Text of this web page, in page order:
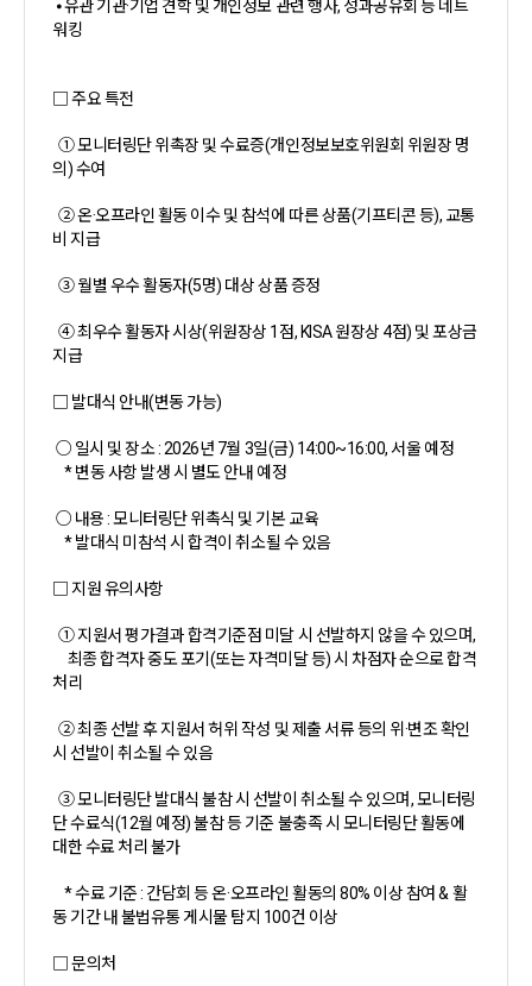
⦁ 유관 기관·기업 견학 및 개인정보 관련 행사, 성과공유회 등 네트
워킹
□ 주요 특전
① 모니터링단 위촉장 및 수료증(개인정보보호위원회 위원장 명
의) 수여
② 온·오프라인 활동 이수 및 참석에 따른 상품(기프티콘 등), 교통
비 지급
③ 월별 우수 활동자(5명) 대상 상품 증정
④ 최우수 활동자 시상(위원장상 1점, KISA 원장상 4점) 및 포상금
지급
□ 발대식 안내(변동 가능)
○ 일시 및 장소 : 2026년 7월 3일(금) 14:00~16:00, 서울 예정
* 변동 사항 발생 시 별도 안내 예정
○ 내용 : 모니터링단 위촉식 및 기본 교육
* 발대식 미참석 시 합격이 취소될 수 있음
□ 지원 유의사항
① 지원서 평가결과 합격기준점 미달 시 선발하지 않을 수 있으며,
최종 합격자 중도 포기(또는 자격미달 등) 시 차점자 순으로 합격
처리
② 최종 선발 후 지원서 허위 작성 및 제출 서류 등의 위·변조 확인
시 선발이 취소될 수 있음
③ 모니터링단 발대식 불참 시 선발이 취소될 수 있으며, 모니터링
단 수료식(12월 예정) 불참 등 기준 불충족 시 모니터링단 활동에
대한 수료 처리 불가
* 수료 기준 : 간담회 등 온·오프라인 활동의 80% 이상 참여 & 활
동 기간 내 불법유통 게시물 탐지 100건 이상
□ 문의처